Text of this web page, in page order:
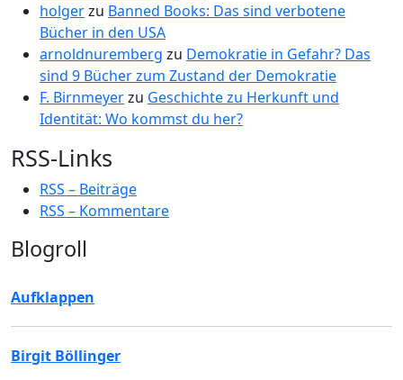
holgerzu Banned Books: Das sind verbotene
Bücher in den USA
arnoldnuremberg zu Demokratie in Gefahr? Das
sind 9 Bücher zum Zustand der Demokratie
F. Birnmeyerzu Geschichte zu Herkunft und
Identität: Wo kommst du her?
RSS-Links
RSS – Beiträge
RSS – Kommentare
Blogroll
Aufklappen
Birgit Böllinger